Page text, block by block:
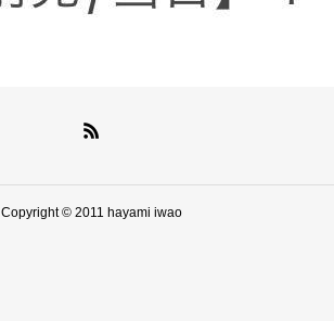
Copyright © 2011 hayami iwao